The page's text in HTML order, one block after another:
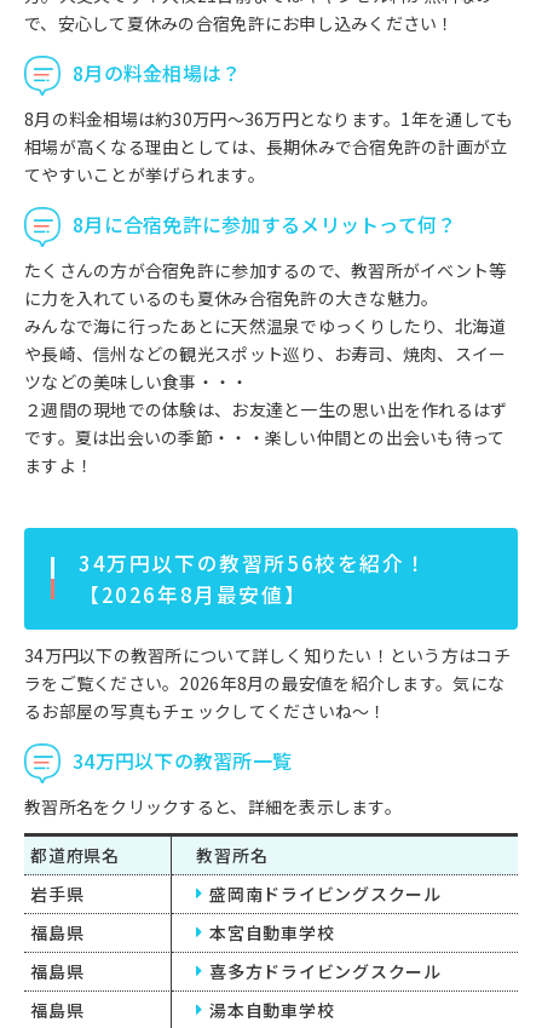
で、安心して夏休みの合宿免許にお申し込みください！
8月の料金相場は？
8月の料金相場は約30万円～36万円となります。1年を通しても
相場が高くなる理由としては、長期休みで合宿免許の計画が立
てやすいことが挙げられます。
8月に合宿免許に参加するメリットって何？
たくさんの方が合宿免許に参加するので、教習所がイベント等
に力を入れているのも夏休み合宿免許の大きな魅力。
みんなで海に行ったあとに天然温泉でゆっくりしたり、北海道
や長崎、信州などの観光スポット巡り、お寿司、焼肉、スイー
ツなどの美味しい食事・・・
２週間の現地での体験は、お友達と一生の思い出を作れるはず
です。夏は出会いの季節・・・楽しい仲間との出会いも待って
ますよ！
34万円以下の教習所56校を紹介！
【2026年8月最安値】
34万円以下の教習所について詳しく知りたい！という方はコチ
ラをご覧ください。2026年8月の最安値を紹介します。気にな
るお部屋の写真もチェックしてくださいね～！
34万円以下の教習所一覧
教習所名をクリックすると、詳細を表示します。
都道府県名
教習所名
岩手県
盛岡南ドライビングスクール
福島県
本宮自動車学校
福島県
喜多方ドライビングスクール
福島県
湯本自動車学校